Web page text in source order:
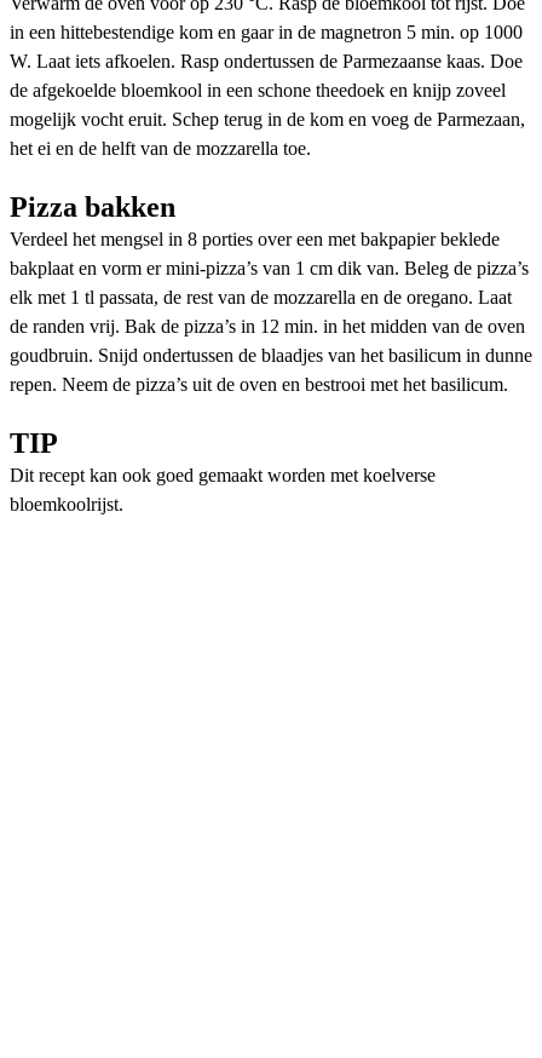
in een hittebestendige kom en gaar in de magnetron 5 min. op 1000
W. Laat iets afkoelen. Rasp ondertussen de Parmezaanse kaas. Doe
de afgekoelde bloemkool in een schone theedoek en knijp zoveel
mogelijk vocht eruit. Schep terug in de kom en voeg de Parmezaan,
het ei en de helft van de mozzarella toe.
Pizza bakken
Verdeel het mengsel in 8 porties over een met bakpapier beklede
bakplaat en vorm er mini-pizza’s van 1 cm dik van. Beleg de pizza’s
elk met 1 tl passata, de rest van de mozzarella en de oregano. Laat
de randen vrij. Bak de pizza’s in 12 min. in het midden van de oven
goudbruin. Snijd ondertussen de blaadjes van het basilicum in dunne
repen. Neem de pizza’s uit de oven en bestrooi met het basilicum.
TIP
Dit recept kan ook goed gemaakt worden met koelverse
bloemkoolrijst.